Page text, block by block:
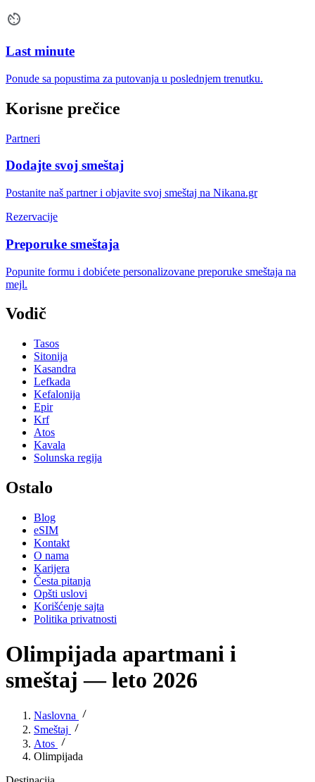
Last minute
Ponude sa popustima za putovanja u poslednjem trenutku.
Korisne prečice
Partneri
Dodajte svoj smeštaj
Postanite naš partner i objavite svoj smeštaj na Nikana.gr
Rezervacije
Preporuke smeštaja
Popunite formu i dobićete personalizovane preporuke smeštaja na
mejl.
Vodič
Tasos
Sitonija
Kasandra
Lefkada
Kefalonija
Epir
Krf
Atos
Kavala
Solunska regija
Ostalo
Blog
eSIM
Kontakt
O nama
Karijera
Česta pitanja
Opšti uslovi
Korišćenje sajta
Politika privatnosti
Olimpijada apartmani i
smeštaj — leto 2026
Naslovna
Smeštaj
Atos
Olimpijada